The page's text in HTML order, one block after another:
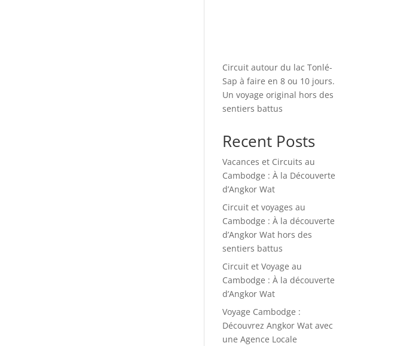
Circuit autour du lac Tonlé-
Sap à faire en 8 ou 10 jours.
Un voyage original hors des
sentiers battus
Recent Posts
Vacances et Circuits au
Cambodge : À la Découverte
d’Angkor Wat
Circuit et voyages au
Cambodge : À la découverte
d’Angkor Wat hors des
sentiers battus
Circuit et Voyage au
Cambodge : À la découverte
d’Angkor Wat
Voyage Cambodge :
Découvrez Angkor Wat avec
une Agence Locale